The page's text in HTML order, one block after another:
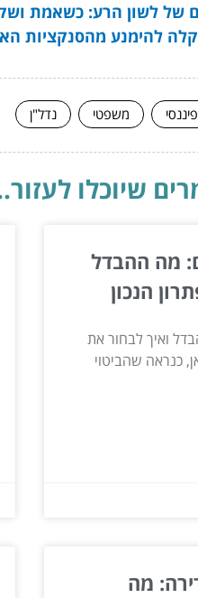
של לשון הרע: כשאמת
להימנע מהסנקציות
משפטי נדל"ן
שיוכלו
מה ההבדל
הנכון
ואיך לבחור את
כנראה שהביטוי
מה